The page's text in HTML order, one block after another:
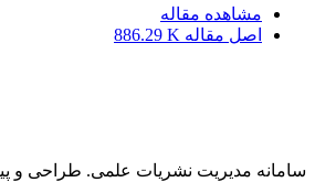
مشاهده مقاله
اصل مقاله 886.29 K
سامانه مدیریت نشریات علمی. طراحی و